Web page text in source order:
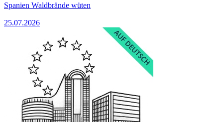
Spanien Waldbrände wüten
25.07.2026